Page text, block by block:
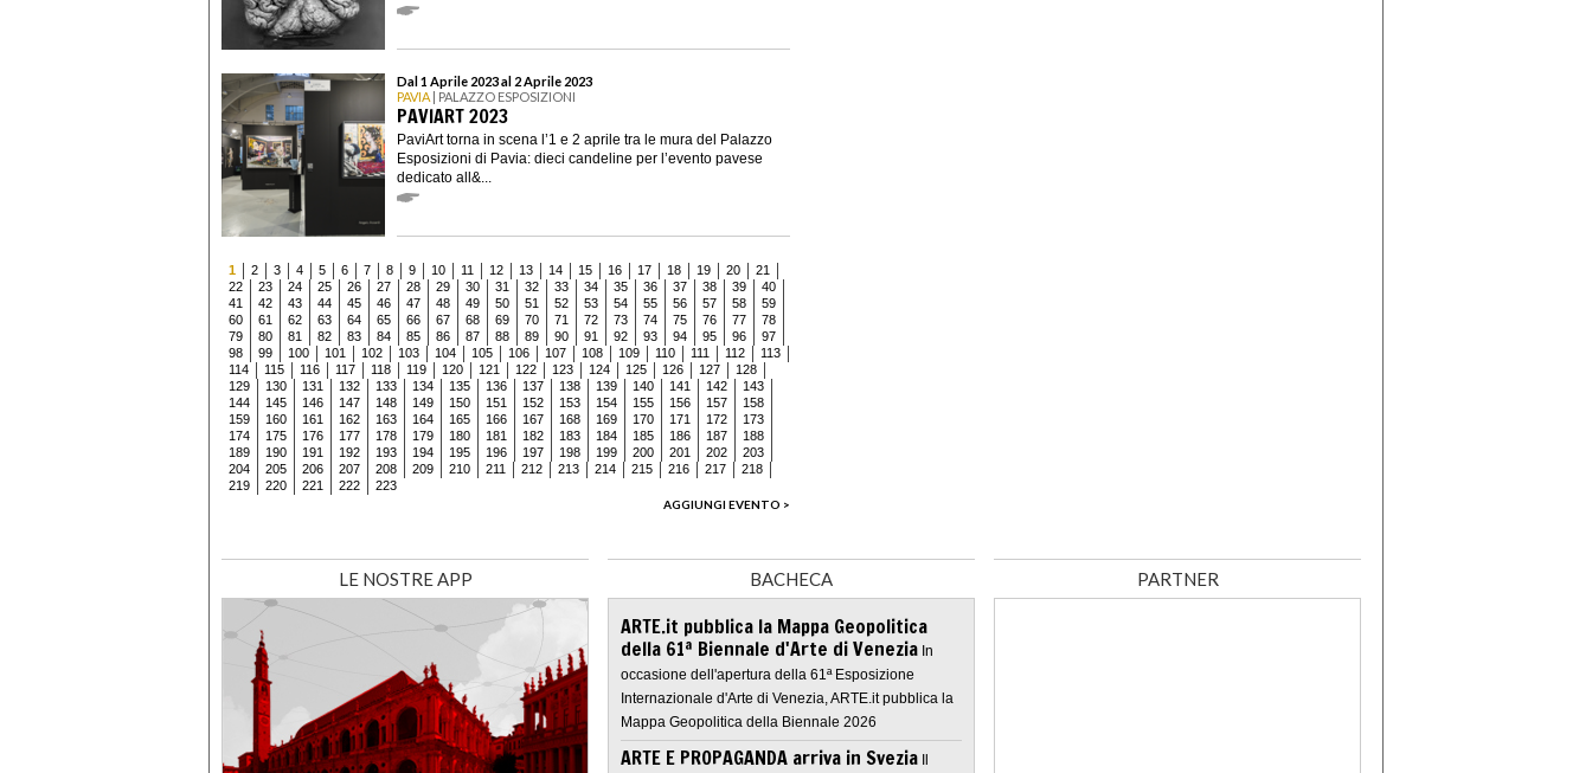
Dal 1 Aprile 2023 al 2 Aprile 2023
PAVIA | PALAZZO ESPOSIZIONI
PAVIART 2023
PaviArt torna in scena l’1 e 2 aprile tra le mura del Palazzo
Esposizioni di Pavia: dieci candeline per l’evento pavese
dedicato all&...
1 2 3 4 5 6 7 8 9 10 11 12 13 14 15 16 17 18 19 20
21
22
23 24 25 26 27 28 29 30 31 32 33 34 35 36 37 38 39
40
41
42 43 44 45 46 47 48 49 50 51 52 53 54 55 56 57 58
59
60
61 62 63 64 65 66 67 68 69 70 71 72 73 74 75 76 77
78
79
80 81 82 83 84 85 86 87 88 89 90 91 92 93 94 95 96
97
98
99 100 101 102 103 104 105 106 107 108 109 110 111 112
113
114
115 116 117 118 119 120 121 122 123 124 125 126 127
128
129
130 131 132 133 134 135 136 137 138 139 140 141 142
143
144
145 146 147 148 149 150 151 152 153 154 155 156 157
158
159
160 161 162 163 164 165 166 167 168 169 170 171 172
173
174
175 176 177 178 179 180 181 182 183 184 185 186 187
188
189
190 191 192 193 194 195 196 197 198 199 200 201 202
203
204
205 206 207 208 209 210 211 212 213 214 215 216 217
218
219
220 221 222
223
AGGIUNGI EVENTO >
LE NOSTRE APP BACHECA
ARTE.it pubblica la Mappa Geopolitica
della 61ª Biennale d'Arte di Venezia In
occasione dell'apertura della 61ª Esposizione
Internazionale d'Arte di Venezia, ARTE.it pubblica la
Mappa Geopolitica della Biennale 2026
ARTE E PROPAGANDA arriva in Svezia Il
PARTNER